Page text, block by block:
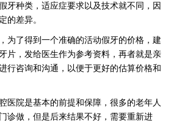
牙种类，适应症要求以及技术就不同，因
的差异。
为了得到一个准确的活动假牙的价格，建
片，发给医生作为参考资料，再者就是亲
行咨询和沟通，以便于更好的估算价格和
医院是基本的前提和保障，很多的老年人
诊做，但是后来结果不好，需要重新进